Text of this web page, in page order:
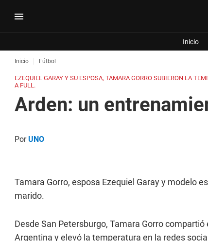
Inicio
Inicio Fútbol
EZEQUIEL GARAY Y SU ESPOSA, TAMARA GORRO SUBIERON LA
A FULL.
Arden: un
PorUNO
Tamara Gorro, esposa Ezequiel Garay y modelo
marido.
Desde San Petersburgo, Tamara Gorro
Argentina y elevó la temperatura en la redes